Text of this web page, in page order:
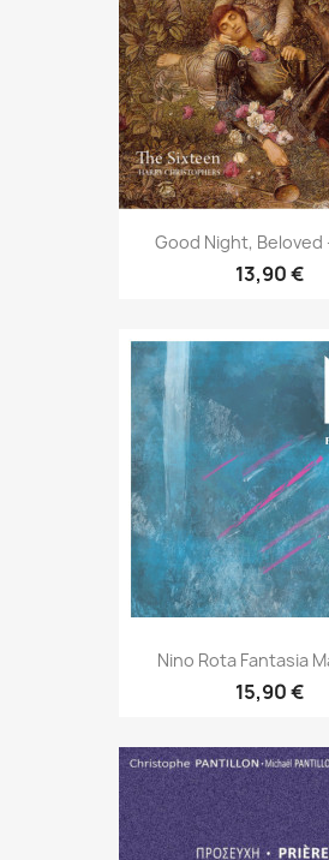
Good Night, Beloved
13,90 €
Nino Rota Fantasia
15,90 €